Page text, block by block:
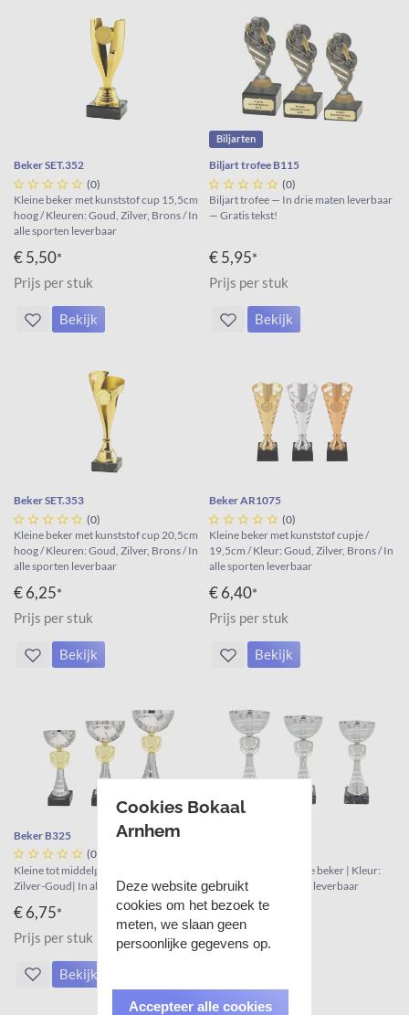
Beker SET.352
     (0)
Kleine beker met kunststof cup 15,5cm
hoog / Kleuren: Goud, Zilver, Brons / In
alle sporten leverbaar
€ 5,50*
Prijs per stuk
Bekijk
Biljarten
Biljart trofee B115
     (0)
Biljart trofee — In drie maten leverbaar
— Gratis tekst!
€ 5,95*
Prijs per stuk
Bekijk
Beker SET.353
     (0)
Kleine beker met kunststof cup 20,5cm
hoog / Kleuren: Goud, Zilver, Brons / In
alle sporten leverbaar
€ 6,25*
Prijs per stuk
Bekijk
Beker AR1075
     (0)
Kleine beker met kunststof cupje /
19,5cm / Kleur: Goud, Zilver, Brons / In
alle sporten leverbaar
€ 6,40*
Prijs per stuk
Bekijk
Beker B325
     (0)
Kleine tot middelgrote beker | Kleur:
Zilver-Goud| In alle sporten leverbaar
€ 6,75*
Prijs per stuk
Bekijk
Kleine tot middelgrote beker | Kleur:
Zilver | In alle sporten leverbaar
€ 6,75*
Prijs per stuk
Cookies Bokaal
Arnhem
Deze website gebruikt
cookies om het bezoek te
meten, we slaan geen
persoonlijke gegevens op.
Accepteer alle cookies